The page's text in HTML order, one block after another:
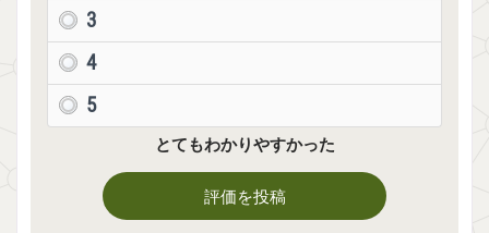
3
4
5
とてもわかりやすかった
評価を投稿